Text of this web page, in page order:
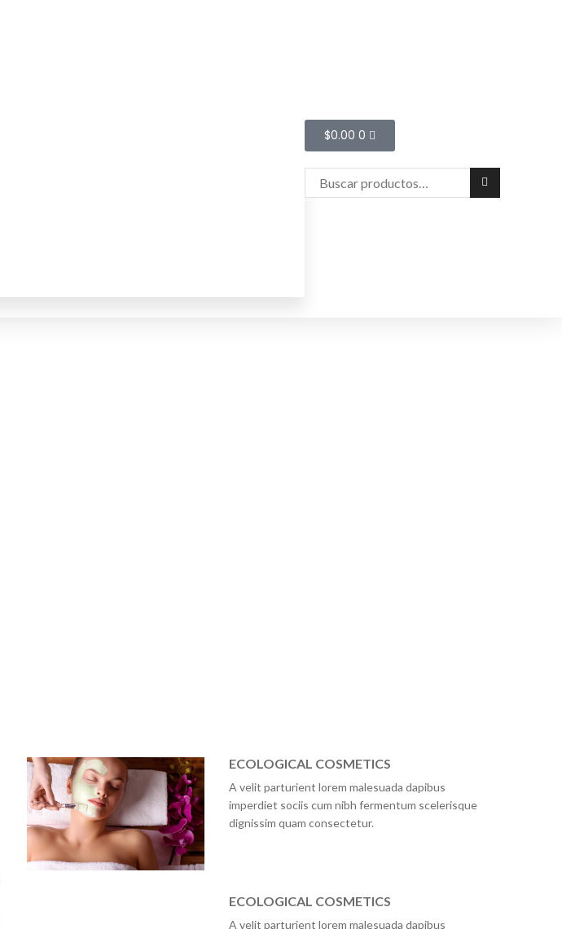
$0.00 0
ECOLOGICAL COSMETICS
A velit parturient lorem malesuada dapibus
imperdiet sociis cum nibh fermentum scelerisque
dignissim quam consectetur.
ECOLOGICAL COSMETICS
A velit parturient lorem malesuada dapibus